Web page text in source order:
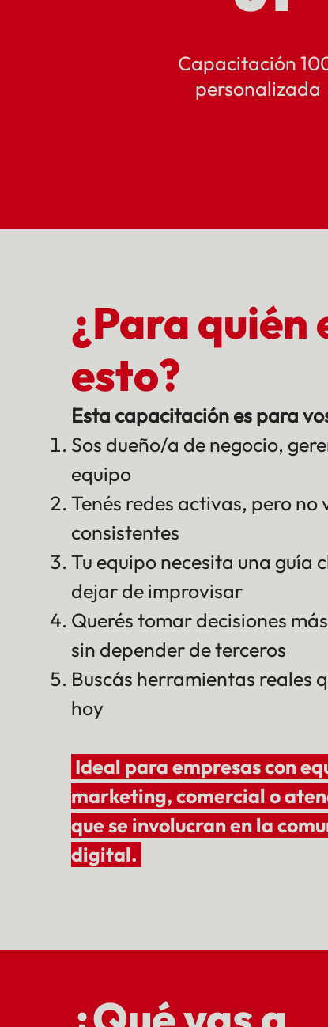
Capacitación
personalizada
¿Para quién
esto?
Esta capacitación es para
Sos dueño/a de negocio,
equipo
Tenés redes activas, pero no
consistentes
Tu equipo necesita una guía
dejar de improvisar
Querés tomar decisiones
sin depender de terceros
Buscás herramientas reales
hoy
Ideal para empresas con
marketing, comercial o
que se involucran en la
digital.